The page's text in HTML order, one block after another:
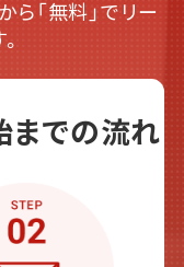
「無料」でリー
までの流れ